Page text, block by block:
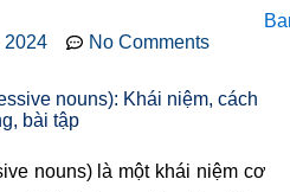
2024 No Comments
nouns) là một khái niệm cơ